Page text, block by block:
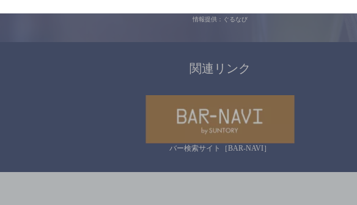
情報提供：ぐるなび
関連リンク
バー検索サイト［BAR-NAVI］